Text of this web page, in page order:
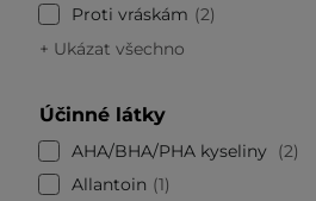
Proti vráskám
2
+ Ukázat všechno
Účinné látky
AHA/BHA/PHA kyseliny
2
Allantoin
1